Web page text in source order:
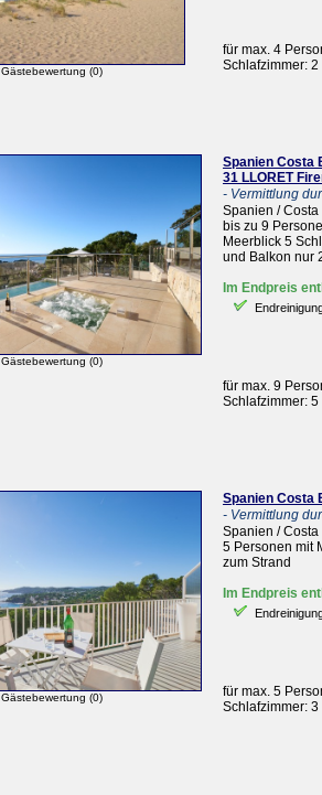
Gästebewertung (0)
für max. 4
Schlafzimmer: 2
Gästebewertung (0)
Spanien Costa
31 LLORET
- Vermittlung
Spanien /
bis zu 9
Meerblick 5
und Balkon nur
Im Endpreis
für max. 9
Schlafzimmer: 5
Gästebewertung (0)
Spanien Costa
- Vermittlung
Spanien / Costa
5 Personen mit
zum Strand
Im Endpreis
für max. 5
Schlafzimmer: 3